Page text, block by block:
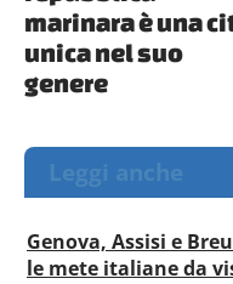
marinara è una
unica nel suo
genere
Leggi anche
Genova, Assisi e
le mete italiane da